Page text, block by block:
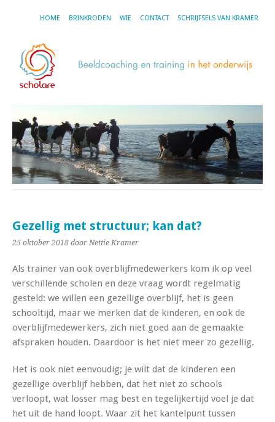
HOME BRINKRODEN WIE CONTACT SCHRIJFSELS VAN KRAMER
Gezellig met structuur; kan dat?
25 oktober 2018 door Nettie Kramer
Als trainer van ook overblijfmedewerkers kom ik op veel
verschillende scholen en deze vraag wordt regelmatig
gesteld: we willen een gezellige overblijf, het is geen
schooltijd, maar we merken dat de kinderen, en ook de
overblijfmedewerkers, zich niet goed aan de gemaakte
afspraken houden. Daardoor is het niet meer zo gezellig.
Het is ook niet eenvoudig; je wilt dat de kinderen een
gezellige overblijf hebben, dat het niet zo schools
verloopt, wat losser mag best en tegelijkertijd voel je dat
het uit de hand loopt. Waar zit het kantelpunt tussen